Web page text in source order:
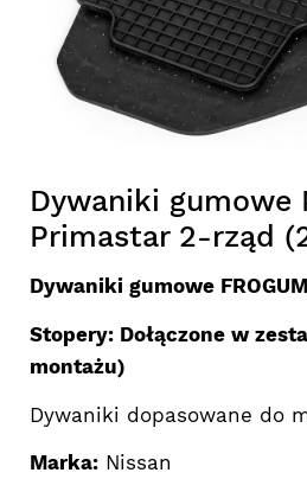
Dywaniki gumowe
Primastar 2-rząd
Dywaniki gumowe FROGUM
Stopery: Dołączone w
montażu)
Dywaniki dopasowane do
Marka: Nissan